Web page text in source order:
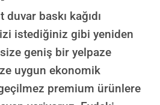
baskı kağıdı
istediğiniz gibi yeniden
geniş bir yelpaze
uygun ekonomik
premium ürünlere